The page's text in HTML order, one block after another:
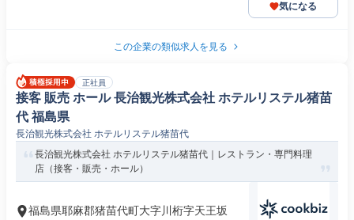
気になる
この企業の類似求人を見る
正社員
接客 販売 ホール 長治観光株式会社 ホテルリステル猪苗
代 福島県
長治観光株式会社 ホテルリステル猪苗代
長治観光株式会社 ホテルリステル猪苗代｜レストラン・専門料理
店（接客・販売・ホール）
福島県耶麻郡猪苗代町大字川桁字天王坂